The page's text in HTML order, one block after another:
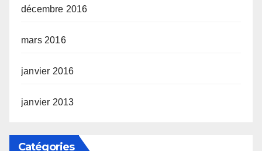
décembre 2016
mars 2016
janvier 2016
janvier 2013
Catégories